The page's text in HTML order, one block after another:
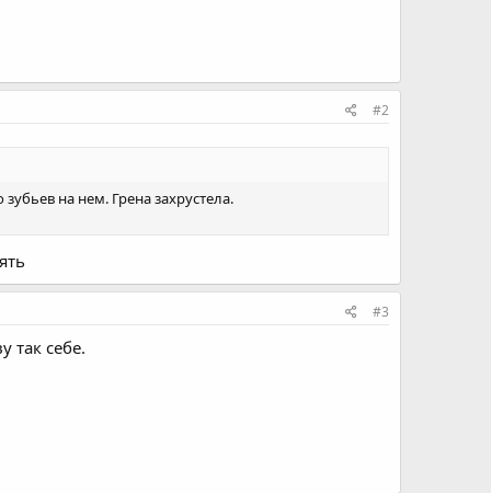
#2
на нем. Грена захрустела.
#3
так себе.